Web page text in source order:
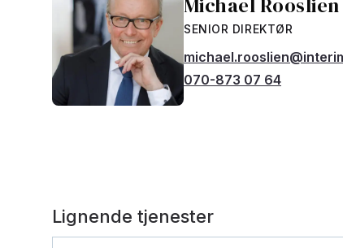
SENIOR DIREKTØR
070-873 07 64
Lignende tjenester